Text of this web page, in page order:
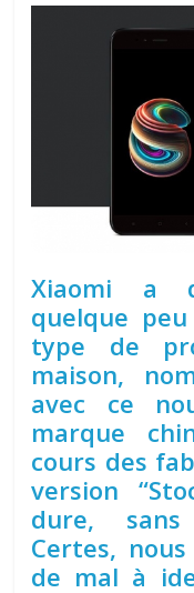
Xiaomi a
quelque
type de
maison,
avec ce
marque
cours des
version
dure, sans
Certes,
de mal à